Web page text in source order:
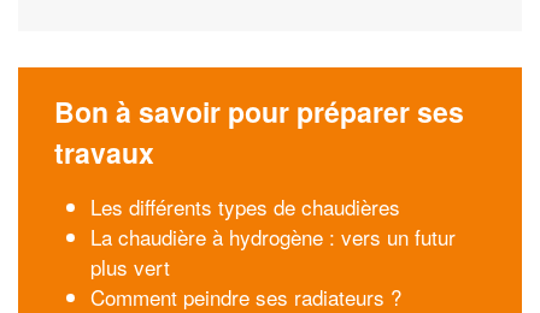
Bon à savoir pour préparer ses
travaux
Les différents types de chaudières
La chaudière à hydrogène : vers un futur
plus vert
Comment peindre ses radiateurs ?